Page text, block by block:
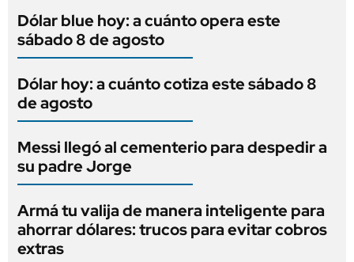
Dólar blue hoy: a cuánto opera este
sábado 8 de agosto
Dólar hoy: a cuánto cotiza este sábado 8
de agosto
Messi llegó al cementerio para despedir a
su padre Jorge
Armá tu valija de manera inteligente para
ahorrar dólares: trucos para evitar cobros
extras